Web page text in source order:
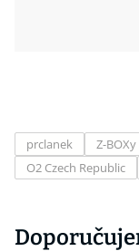
prclanek Z-BOXy
O2 Czech Republic